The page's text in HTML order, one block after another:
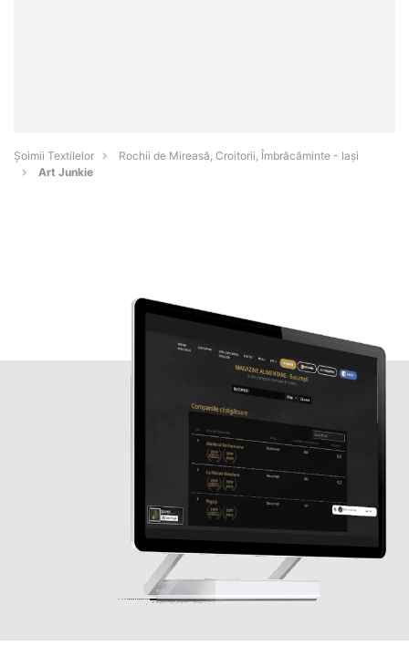
Șoimii Textilelor
Rochii de Mireasă, Croitorii, Îmbrăcăminte - Iaşi
Art Junkie